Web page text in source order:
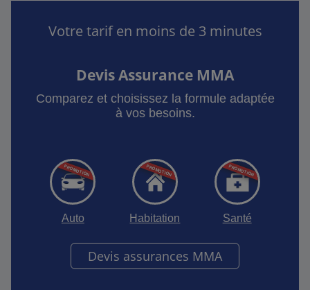
Votre tarif en moins de 3 minutes
Devis Assurance MMA
Comparez et choisissez la formule adaptée
à vos besoins.
Auto Habitation Santé
Devis assurances MMA